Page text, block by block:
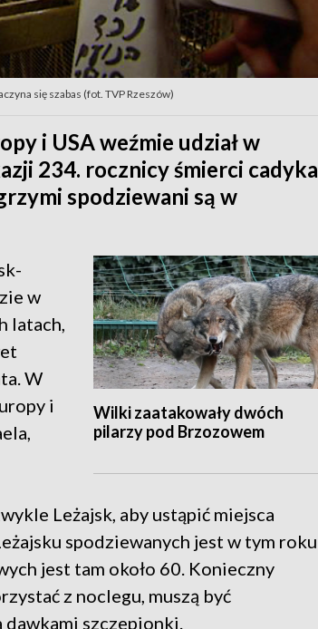
się szabas (fot. TVP Rzeszów)
i USA weźmie udział w
234. rocznicy śmierci cadyka
spodziewani są w
Wilki zaatakowały dwóch
pilarzy pod Brzozowem
w
latach,
W
i
Leżajsk, aby ustąpić miejsca
spodziewanych jest w tym roku
jest tam około 60. Konieczny
z noclegu, muszą być
szczepionki.